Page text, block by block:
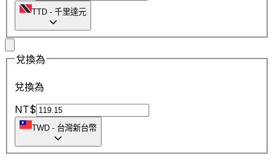
TTD - 千里達元
兌換為
兌換為
NT$
TWD - 台灣新台幣